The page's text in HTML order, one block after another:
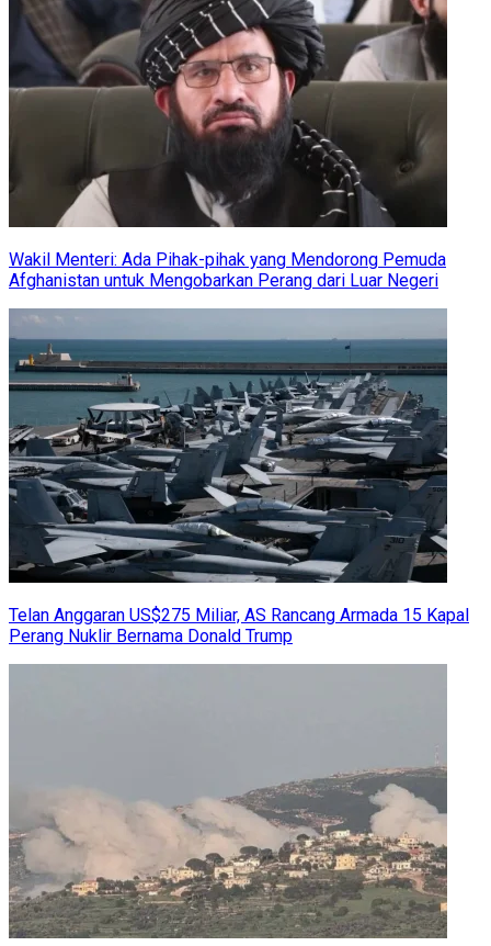
Wakil Menteri: Ada Pihak-pihak yang Mendorong Pemuda
Afghanistan untuk Mengobarkan Perang dari Luar Negeri
Telan Anggaran US$275 Miliar, AS Rancang Armada 15 Kapal
Perang Nuklir Bernama Donald Trump